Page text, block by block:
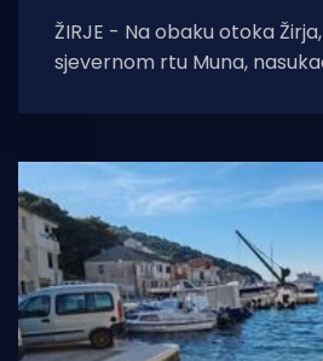
ŽIRJE - Na obaku otoka
sjevernom rtu Muna,
uz